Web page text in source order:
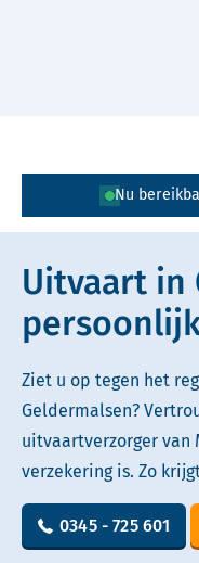
Nu
Lees voor
Simpele tekst
Uitvaart in
Ziet u op tegen het
Geldermalsen?
uitvaartverzorger van
verzekering is. Zo
0345 - 725 601